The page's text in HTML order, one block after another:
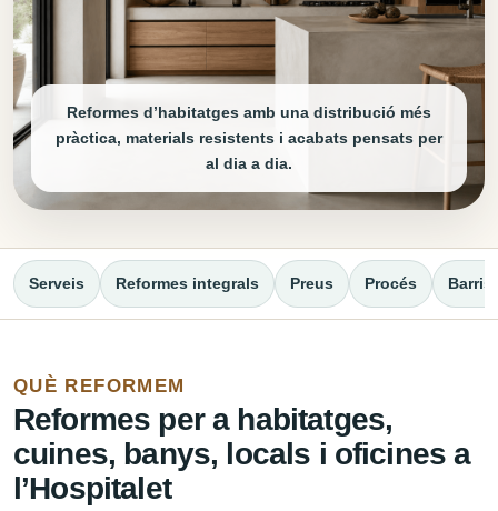
Reformes d’habitatges amb una distribució més
pràctica, materials resistents i acabats pensats per
al dia a dia.
Serveis Reformes integrals Preus Procés Barris
QUÈ REFORMEM
Reformes per a habitatges,
cuines, banys, locals i oficines a
l’Hospitalet